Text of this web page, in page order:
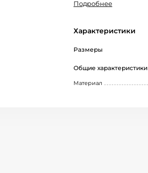
Подробнее
Характеристики
Размеры
Общие характеристики
Материал